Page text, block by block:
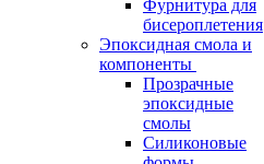
Фурнитура для
бисероплетения
Эпоксидная смола и
компоненты
Прозрачные
эпоксидные
смолы
Силиконовые